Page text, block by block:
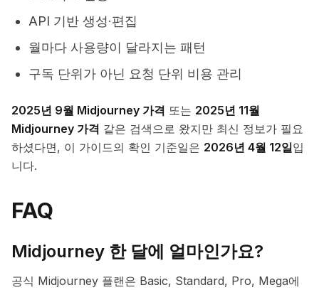
API 기반 생성·편집
월마다 사용량이 달라지는 패턴
구독 단위가 아닌 요청 단위 비용 관리
2025년 9월 Midjourney 가격 또는 2025년 11월
Midjourney 가격 같은 검색으로 왔지만 최신 정보가 필요
하셨다면, 이 가이드의 확인 기준일은 2026년 4월 12일입
니다.
FAQ
Midjourney 한 달에 얼마인가요?
공식 Midjourney 플랜은 Basic, Standard, Pro, Mega에